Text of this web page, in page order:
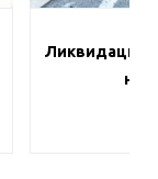
Ликвидация
на